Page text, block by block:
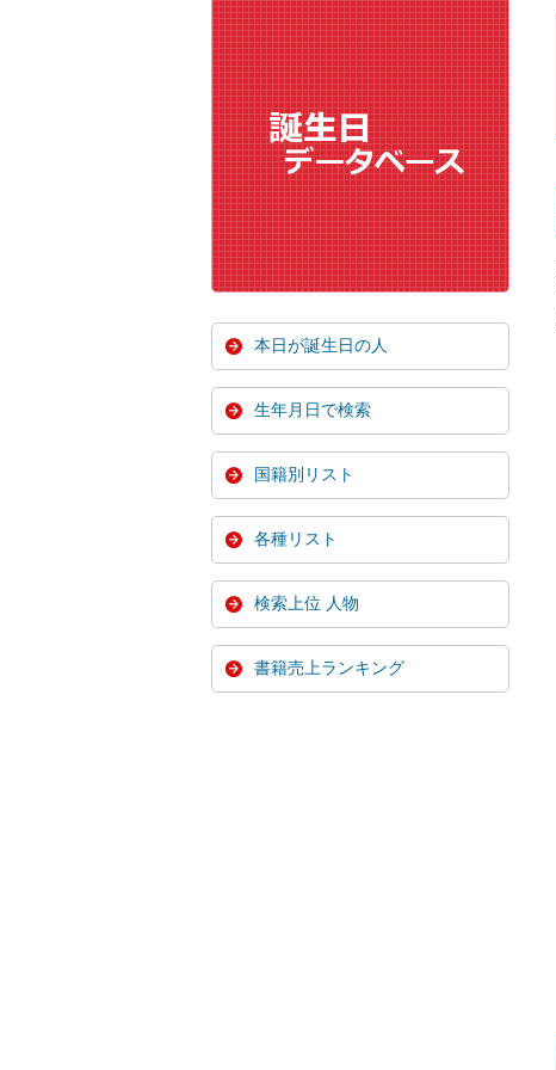
本日が誕生日の人
生年月日で検索
国籍別リスト
各種リスト
検索上位 人物
書籍売上ランキング